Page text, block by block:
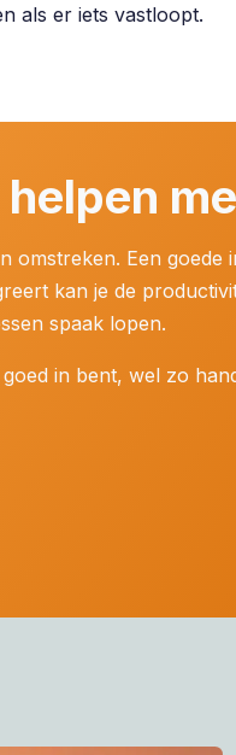
als er iets vastloopt.
omstreken. Een
kan je de
spaak lopen.
in bent, wel zo